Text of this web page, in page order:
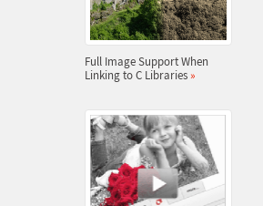
Full Image Support When
Linking to C Libraries »